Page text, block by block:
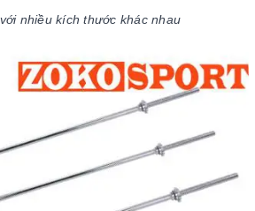
nhiều kích thước khác nhau